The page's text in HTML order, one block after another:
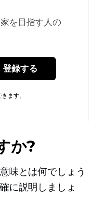
を目指す人の
ます。
か?
味とは何でしょう
に説明しましょ